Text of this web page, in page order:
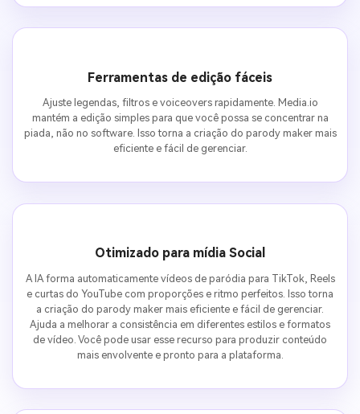
Ferramentas de edição fáceis
Ajuste legendas, filtros e voiceovers rapidamente. Media.io
mantém a edição simples para que você possa se concentrar na
piada, não no software. Isso torna a criação do parody maker mais
eficiente e fácil de gerenciar.
Otimizado para mídia Social
A IA forma automaticamente vídeos de paródia para TikTok, Reels
e curtas do YouTube com proporções e ritmo perfeitos. Isso torna
a criação do parody maker mais eficiente e fácil de gerenciar.
Ajuda a melhorar a consistência em diferentes estilos e formatos
de vídeo. Você pode usar esse recurso para produzir conteúdo
mais envolvente e pronto para a plataforma.